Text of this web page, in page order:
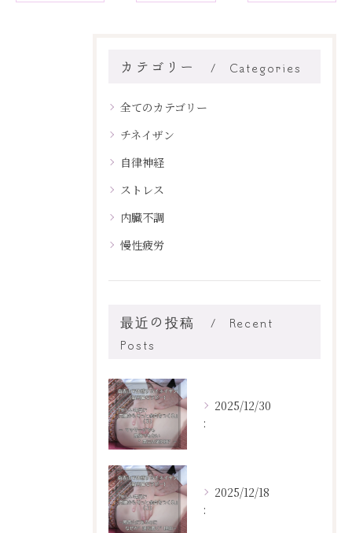
カテゴリー Categories
全てのカテゴリー
チネイザン
自律神経
ストレス
内臓不調
慢性疲労
最近の投稿
Recent
Posts
2025/12/30
:
2025/12/18
: